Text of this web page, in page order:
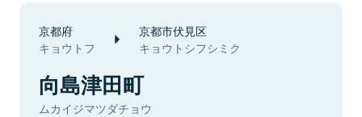
京都府
キョウトフ
京都市伏見区
キョウトシフシミク
向島津田町
ムカイジマツダチョウ